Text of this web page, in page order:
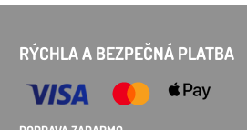
RÝCHLA A BEZPEČNÁ PLATBA